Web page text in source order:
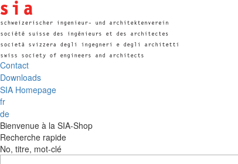
Contact
Downloads
SIA Homepage
fr
de
Bienvenue à la SIA-Shop
Recherche rapide
No, titre, mot-clé